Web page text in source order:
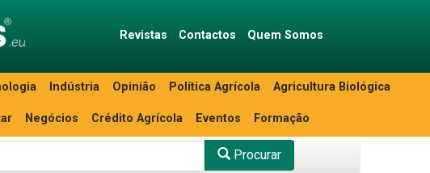
Revistas Contactos Quem Somos
Indústria Opinião Política Agrícola Agricultura Biológica
Negócios Crédito Agrícola Eventos Formação
Procurar